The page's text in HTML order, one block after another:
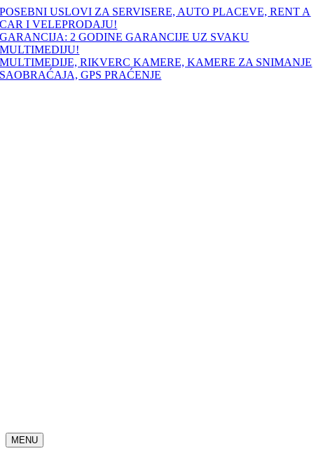
Skip
to
content
POSEBNI USLOVI ZA SERVISERE, AUTO PLACEVE, RENT A
CAR I VELEPRODAJU!
GARANCIJA: 2 GODINE GARANCIJE UZ SVAKU
MULTIMEDIJU!
MULTIMEDIJE, RIKVERC KAMERE, KAMERE ZA SNIMANJE
SAOBRAĆAJA, GPS PRAĆENJE
MENU